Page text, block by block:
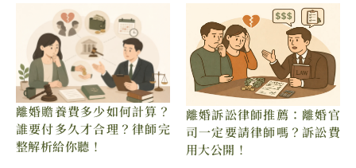
離婚贍養費多少如何計算？
誰要付多久才合理？律師完
整解析給你聽！
離婚訴訟律師推薦：離婚官
司一定要請律師嗎？訴訟費
用大公開！